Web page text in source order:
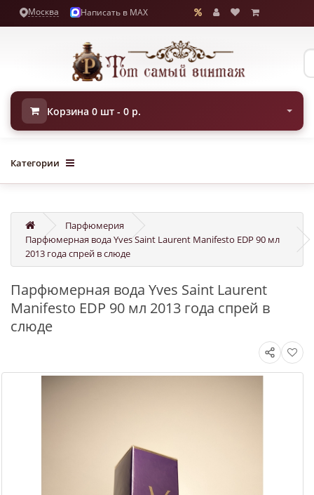
Москва Написать в MAX
Корзина 0 шт - 0 р.
Категории
Парфюмерия
Парфюмерная вода Yves Saint Laurent Manifesto EDP 90 мл
2013 года спрей в слюде
Парфюмерная вода Yves Saint Laurent
Manifesto EDP 90 мл 2013 года спрей в
слюде